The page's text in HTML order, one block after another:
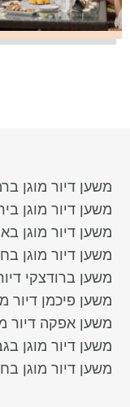
משען דיור מוגן
משען דיור מוגן
משען דיור מוגן
משען דיור מוגן
משען ברודצקי
משען פיכמן דיור
משען אפקה דיור
משען דיור מוגן
משען דיור מוגן